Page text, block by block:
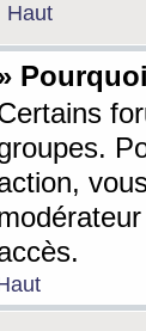
Haut